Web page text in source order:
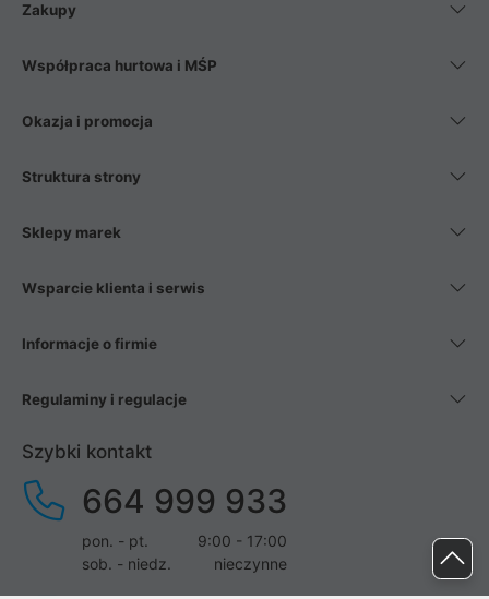
Zakupy
Współpraca hurtowa i MŚP
Okazja i promocja
Struktura strony
Sklepy marek
Wsparcie klienta i serwis
Informacje o firmie
Regulaminy i regulacje
Szybki kontakt
664 999 933
pon. - pt.
9:00 - 17:00
sob. - niedz.
nieczynne